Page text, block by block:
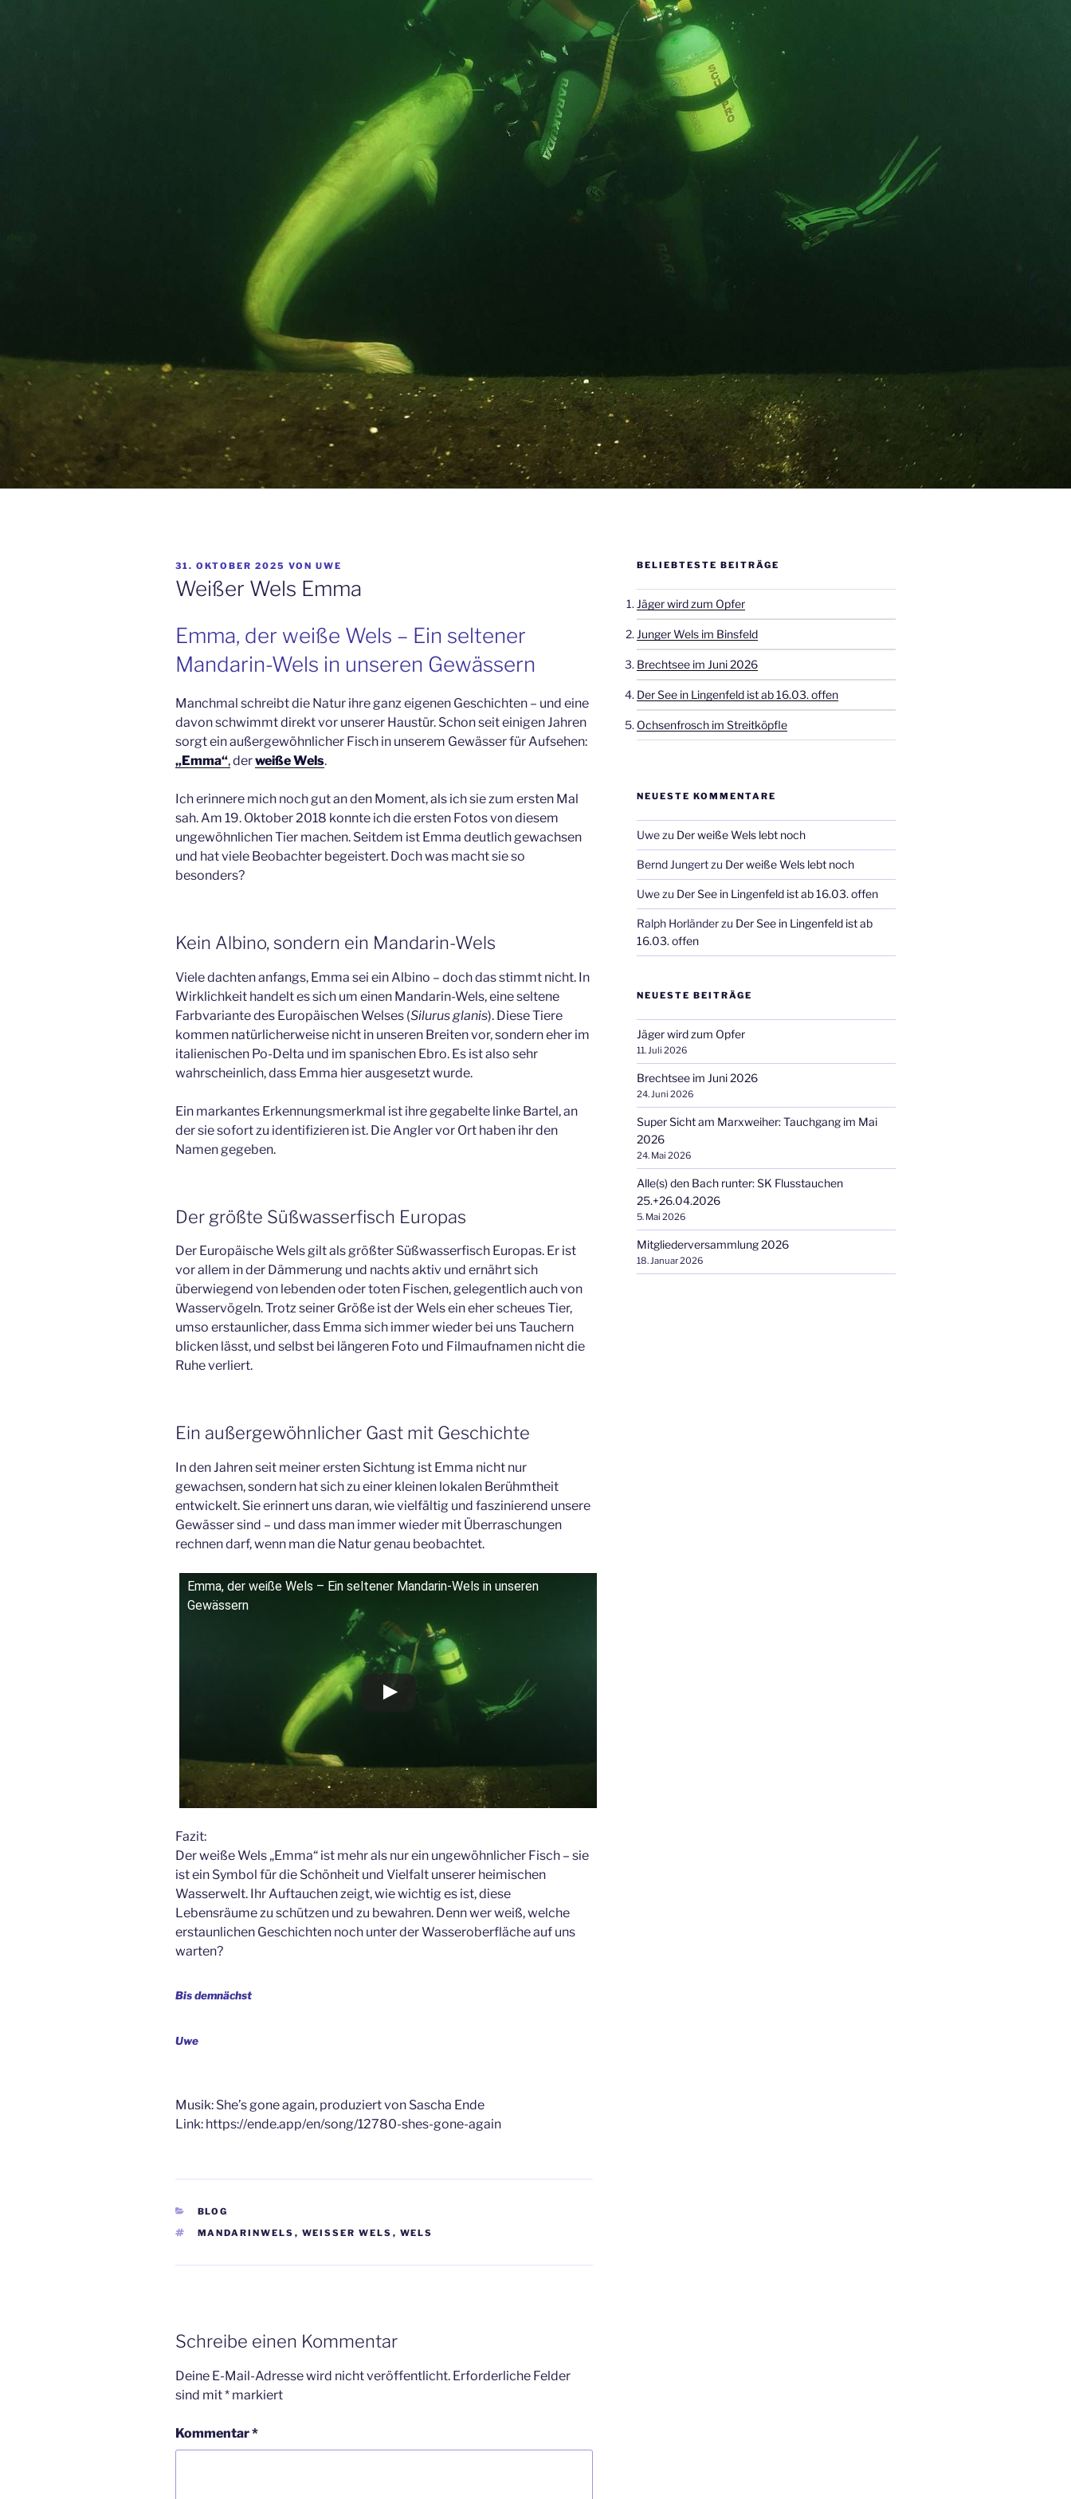
VERÖFFENTLICHT
AM
31. OKTOBER 2025 VON UWE
Weißer Wels Emma
Emma, der weiße Wels – Ein seltener
Mandarin-Wels in unseren Gewässern
Manchmal schreibt die Natur ihre ganz eigenen Geschichten – und eine
davon schwimmt direkt vor unserer Haustür. Schon seit einigen Jahren
sorgt ein außergewöhnlicher Fisch in unserem Gewässer für Aufsehen:
„Emma“,derweiße Wels.
Ich erinnere mich noch gut an den Moment, als ich sie zum ersten Mal
sah. Am 19. Oktober 2018 konnte ich die ersten Fotos von diesem
ungewöhnlichen Tier machen. Seitdem ist Emma deutlich gewachsen
und hat viele Beobachter begeistert. Doch was macht sie so
besonders?
Kein Albino, sondern ein Mandarin-Wels
Viele dachten anfangs, Emma sei ein Albino – doch das stimmt nicht. In
Wirklichkeit handelt es sich um einen Mandarin-Wels, eine seltene
Farbvariante des Europäischen Welses (Silurus glanis). Diese Tiere
kommen natürlicherweise nicht in unseren Breiten vor, sondern eher im
italienischen Po-Delta und im spanischen Ebro. Es ist also sehr
wahrscheinlich, dass Emma hier ausgesetzt wurde.
Ein markantes Erkennungsmerkmal ist ihre gegabelte linke Bartel, an
der sie sofort zu identifizieren ist. Die Angler vor Ort haben ihr den
Namen gegeben.
Der größte Süßwasserfisch Europas
Der Europäische Wels gilt als größter Süßwasserfisch Europas. Er ist
vor allem in der Dämmerung und nachts aktiv und ernährt sich
überwiegend von lebenden oder toten Fischen, gelegentlich auch von
Wasservögeln. Trotz seiner Größe ist der Wels ein eher scheues Tier,
umso erstaunlicher, dass Emma sich immer wieder bei uns Tauchern
blicken lässt, und selbst bei längeren Foto und Filmaufnamen nicht die
Ruhe verliert.
Ein außergewöhnlicher Gast mit Geschichte
In den Jahren seit meiner ersten Sichtung ist Emma nicht nur
gewachsen, sondern hat sich zu einer kleinen lokalen Berühmtheit
entwickelt. Sie erinnert uns daran, wie vielfältig und faszinierend unsere
Gewässer sind – und dass man immer wieder mit Überraschungen
rechnen darf, wenn man die Natur genau beobachtet.
Emma, der weiße Wels – Ein seltener Mandarin-Wels in unseren
Gewässern
Fazit:
Der weiße Wels „Emma“ ist mehr als nur ein ungewöhnlicher Fisch – sie
ist ein Symbol für die Schönheit und Vielfalt unserer heimischen
Wasserwelt. Ihr Auftauchen zeigt, wie wichtig es ist, diese
Lebensräume zu schützen und zu bewahren. Denn wer weiß, welche
erstaunlichen Geschichten noch unter der Wasseroberfläche auf uns
warten?
Bis demnächst
Uwe
Musik: She’s gone again, produziert von Sascha Ende
Link: https://ende.app/en/song/12780-shes-gone-again
KATEGORIEN
BLOG
SCHLAGWÖRTER
MANDARINWELS , WEISSER WELS , WELS
Schreibe einen Kommentar
Deine E-Mail-Adresse wird nicht veröffentlicht. Erforderliche Felder
sind mit* markiert
Kommentar*
BELIEBTESTE BEITRÄGE
Jäger wird zum Opfer
Junger Wels im Binsfeld
Brechtsee im Juni 2026
Der See in Lingenfeld ist ab 16.03. offen
Ochsenfrosch im Streitköpfle
NEUESTE KOMMENTARE
Uwezu Der weiße Wels lebt noch
Bernd Jungertzu Der weiße Wels lebt noch
Uwezu Der See in Lingenfeld ist ab 16.03. offen
Ralph Horländerzu Der See in Lingenfeld ist ab
16.03. offen
NEUESTE BEITRÄGE
Jäger wird zum Opfer
11. Juli 2026
Brechtsee im Juni 2026
24. Juni 2026
Super Sicht am Marxweiher: Tauchgang im Mai
2026
24. Mai 2026
Alle(s) den Bach runter: SK Flusstauchen
25.+26.04.2026
5. Mai 2026
Mitgliederversammlung 2026
18. Januar 2026